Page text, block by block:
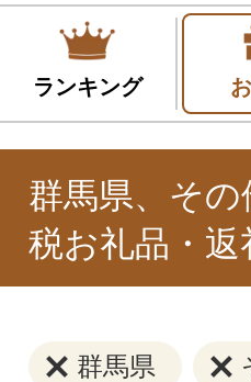
ランキング
群馬県、そ
税お礼品・返
群馬県